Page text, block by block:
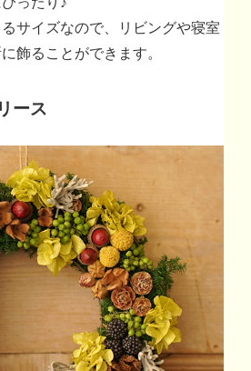
サイズなので、リビングや寝室
飾ることができます。
ース